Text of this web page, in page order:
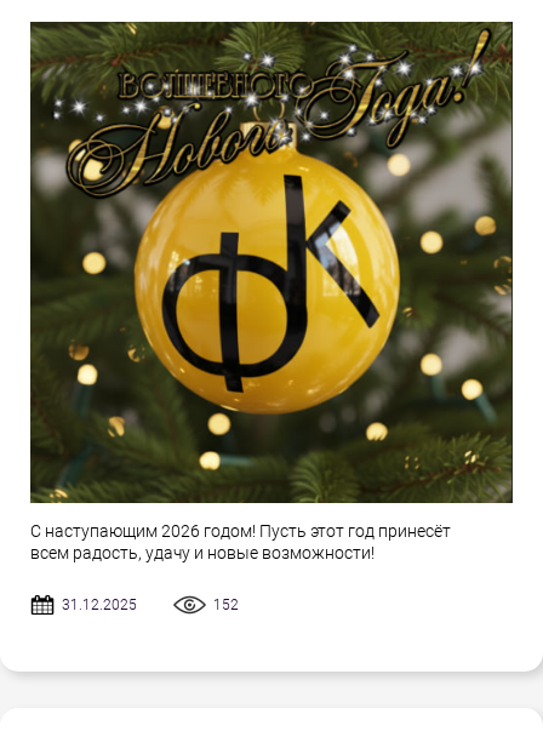
С наступающим 2026 годом! Пусть этот год принесёт
всем радость, удачу и новые возможности!
31.12.2025 152